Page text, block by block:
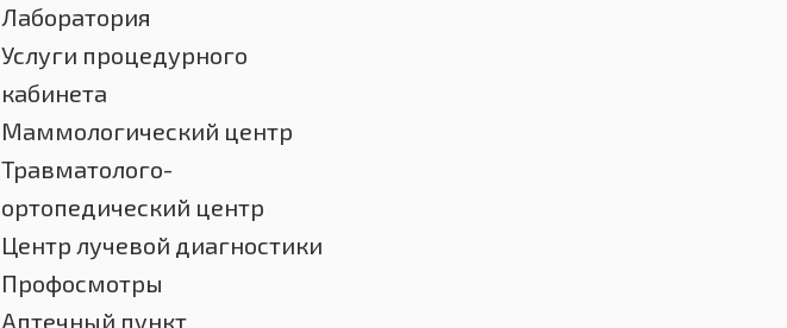
Лаборатория
Услуги процедурного
кабинета
Маммологический центр
Травматолого-
ортопедический центр
Центр лучевой диагностики
Профосмотры
Аптечный пункт